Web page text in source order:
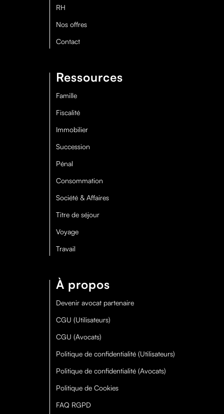
RH
Nos offres
Contact
Ressources
Famille
Fiscalité
Immobilier
Succession
Pénal
Consommation
Société & Affaires
Titre de séjour
Voyage
Travail
À propos
Devenir avocat partenaire
CGU (Utilisateurs)
CGU (Avocats)
Politique de confidentialité (Utilisateurs)
Politique de confidentialité (Avocats)
Politique de Cookies
FAQ RGPD